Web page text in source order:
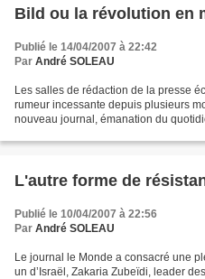
Bild ou la révolution en
Publié le 14/04/2007 à 22:42
Par André SOLEAU
Les salles de rédaction de la presse
rumeur incessante depuis plusieurs
nouveau journal, émanation du
L'autre forme de
Publié le 10/04/2007 à 22:56
Par André SOLEAU
Le journal le Monde a consacré une
un d’Israël, Zakaria Zubeïdi, leader